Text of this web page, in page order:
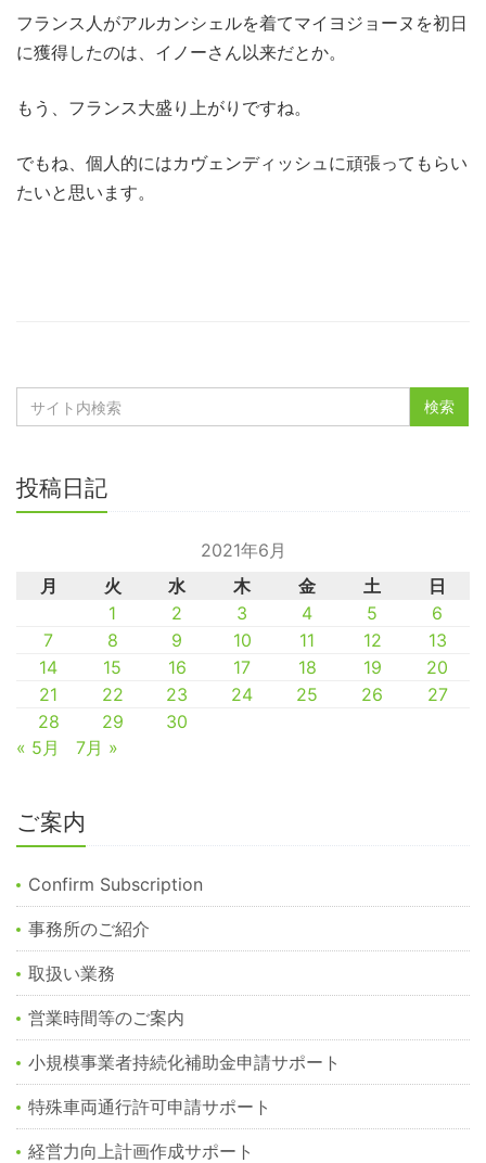
フランス人がアルカンシェルを着てマイヨジョーヌを初日
に獲得したのは、イノーさん以来だとか。
もう、フランス大盛り上がりですね。
でもね、個人的にはカヴェンディッシュに頑張ってもらい
たいと思います。
投稿日記
2021年6月
月
火 水 木 金 土
日
1
2 3 4 5
6
7
8 9 10 11 12
13
14
15 16 17 18 19
20
21
22 23 24 25 26
27
28
29
30
« 5月
7月 »
ご案内
Confirm Subscription
事務所のご紹介
取扱い業務
営業時間等のご案内
小規模事業者持続化補助金申請サポート
特殊車両通行許可申請サポート
経営力向上計画作成サポート